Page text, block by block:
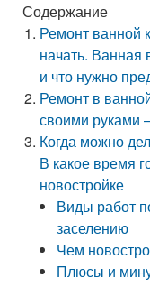
Содержание
Ремонт ванной
начать. Ванная
и что нужно
Ремонт в
своими руками
Когда можно
В какое время
новостройке
Виды работ
заселению
Чем
Плюсы и